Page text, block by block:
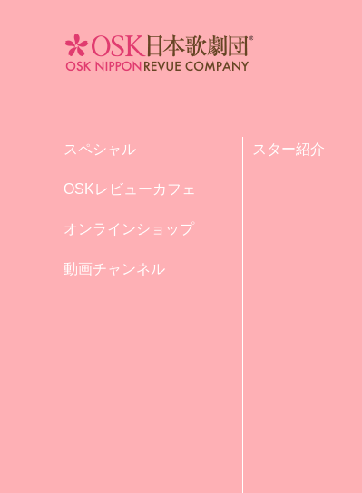
スペシャル
OSKレビューカフェ
オンラインショップ
動画チャンネル
スター紹介